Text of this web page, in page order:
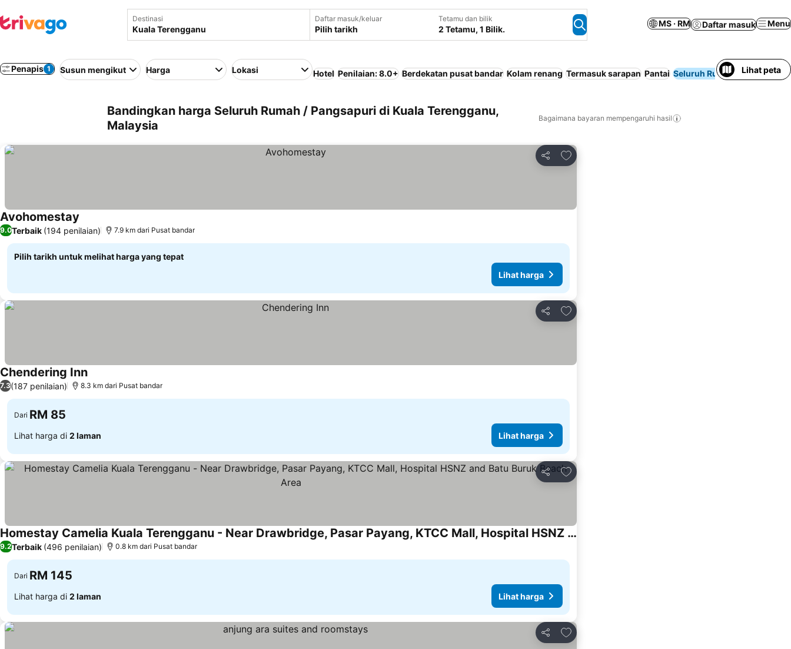
Destinasi Daftar masuk/keluar
Pilih tarikh
Tetamu dan bilik
2 Tetamu, 1 Bilik.
MS · RM Daftar masuk Menu
Penapis 1 Susun mengikut Harga Lokasi Hotel Penilaian: 8.0+ Berdekatan pusat bandar Kolam renang Termasuk sarapan Pantai Seluruh Rumah / Pangsapuri
Lihat peta
Bandingkan harga Seluruh Rumah / Pangsapuri di Kuala Terengganu,
Malaysia
Bagaimana bayaran mempengaruhi hasil
Kongsi
Tambah ke favorit
Avohomestay Lihat harga
9.0Terbaik (194 penilaian) 7.9 km dari Pusat bandar
Pilih tarikh untuk melihat harga yang tepat
Lihat harga
Kongsi
Tambah ke favorit
Chendering InnLihat harga
7.3(187 penilaian) 8.3 km dari Pusat bandar
Dari RM 85
Lihat harga di 2 laman Lihat harga
Kongsi
Tambah ke favorit
Homestay Camelia Kuala Terengganu - Near Drawbridge, Pasar Payang, KTCC Mall, Hospital HSNZ and Batu Buruk Beach Area
Lihat harga
9.2Terbaik (496 penilaian) 0.8 km dari Pusat bandar
Dari RM 145
Lihat harga di 2 laman Lihat harga
Kongsi
Tambah ke favorit